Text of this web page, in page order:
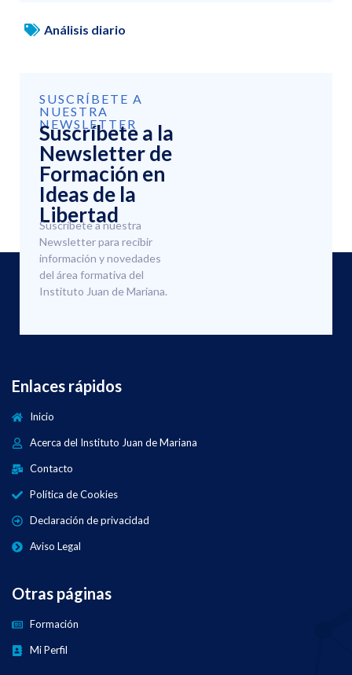
Análisis diario
SUSCRÍBETE A
NUESTRA
NEWSLETTER
Suscríbete a la
Newsletter de
Formación en
Ideas de la
Libertad
Suscríbete a nuestra
Newsletter para recibir
información y novedades
del área formativa del
Instituto Juan de Mariana.
Enlaces rápidos
Inicio
Acerca del Instituto Juan de Mariana
Contacto
Política de Cookies
Declaración de privacidad
Aviso Legal
Otras páginas
Formación
Mi Perfil